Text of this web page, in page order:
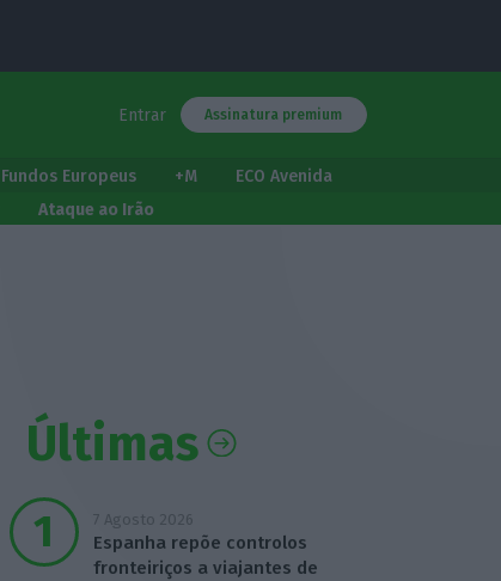
Entrar Assinatura premium
Fundos Europeus +M
ECO Avenida
Ataque ao Irão
Últimas
7 Agosto 2026
Espanha repõe controlos
fronteiriços a viajantes de